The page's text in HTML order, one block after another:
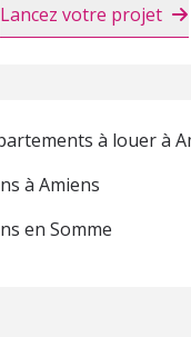
Lancez votre projet
à louer à
à Amiens
en Somme